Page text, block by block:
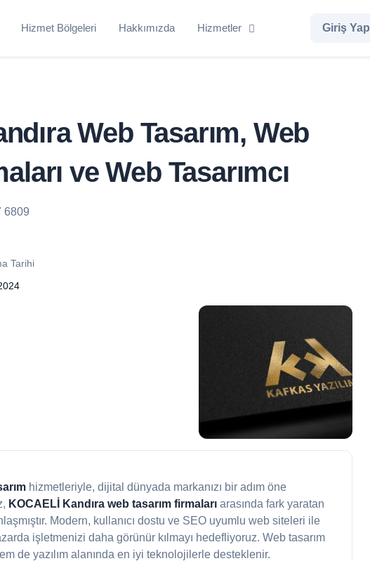
Hizmet Bölgeleri Hakkımızda Hizmetler Giriş Yap
Web Tasarım, Web
ve Web Tasarımcı
6809
Tarihi
hizmetleriyle, dijital dünyada markanızı bir adım öne
KOCAELİ Kandıra web tasarım firmalarıarasında fark yaratan
Modern, kullanıcı dostu ve SEO uyumlu web siteleri ile
işletmenizi daha görünür kılmayı hedefliyoruz. Web tasarım
de yazılım alanında en iyi teknolojilerle desteklenir.